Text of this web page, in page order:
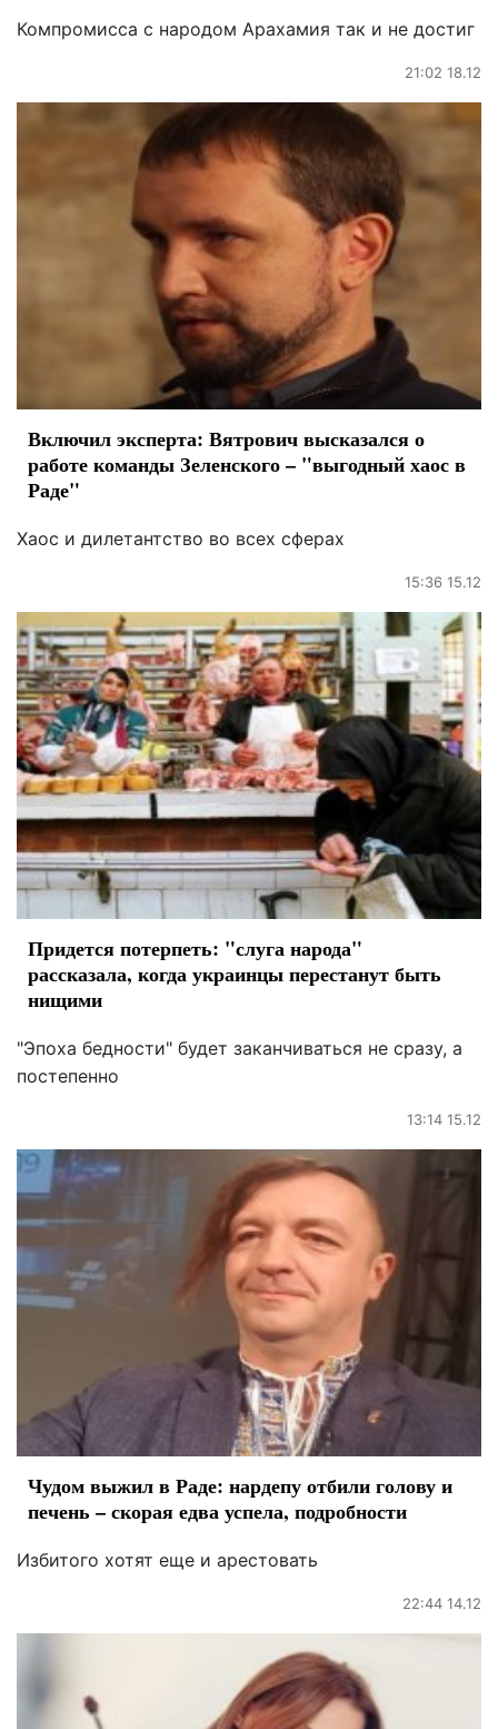
Компромисса с народом Арахамия так и не достиг
21:02 18.12
Включил эксперта: Вятрович высказался о
работе команды Зеленского – "выгодный хаос в
Раде"
Хаос и дилетантство во всех сферах
15:36 15.12
Придется потерпеть: "слуга народа"
рассказала, когда украинцы перестанут быть
нищими
"Эпоха бедности" будет заканчиваться не сразу, а
постепенно
13:14 15.12
Чудом выжил в Раде: нардепу отбили голову и
печень – скорая едва успела, подробности
Избитого хотят еще и арестовать
22:44 14.12